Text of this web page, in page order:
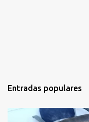
Entradas populares